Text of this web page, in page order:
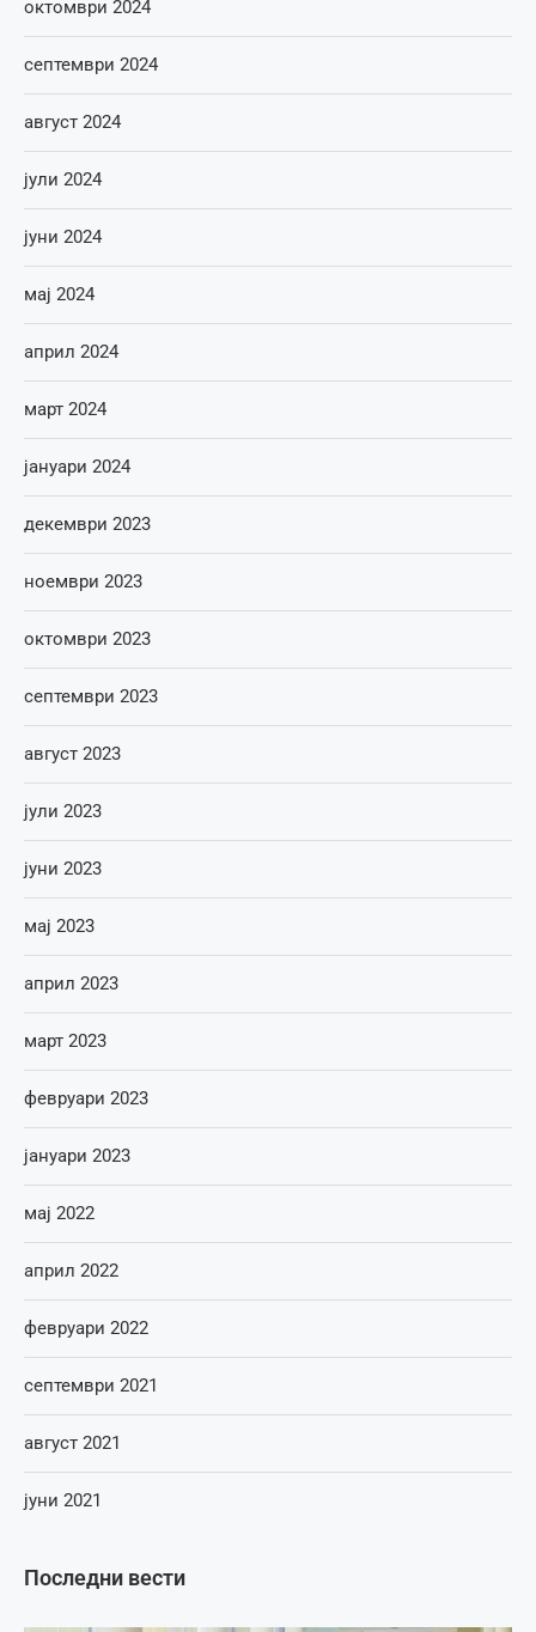
Последни вести
октомври 2024
септември 2024
август 2024
јули 2024
јуни 2024
мај 2024
април 2024
март 2024
јануари 2024
декември 2023
ноември 2023
октомври 2023
септември 2023
август 2023
јули 2023
јуни 2023
мај 2023
април 2023
март 2023
февруари 2023
јануари 2023
мај 2022
април 2022
февруари 2022
септември 2021
август 2021
јуни 2021